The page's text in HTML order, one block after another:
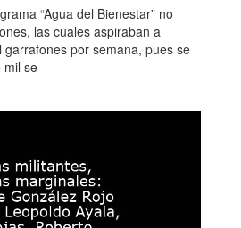
“Agua del Bienestar” no
las cuales aspiraban a
garrafones por semana, pues se
mil se